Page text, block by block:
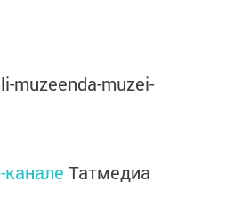
muzeenda-muzei-
канале Татмедиа